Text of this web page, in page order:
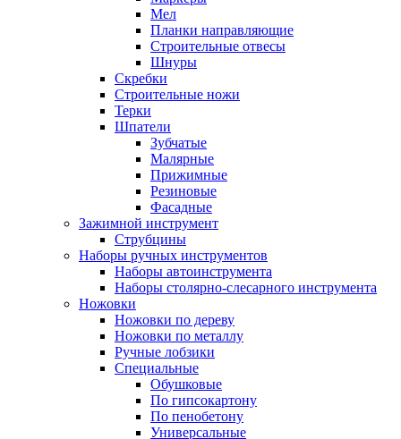
Мел
Планки направляющие
Строительные отвесы
Шнуры
Скребки
Строительные ножи
Терки
Шпатели
Зубчатые
Малярные
Прижимные
Резиновые
Фасадные
Зажимной инструмент
Струбцины
Наборы ручных инструментов
Наборы автоинструмента
Наборы столярно-слесарного инструмента
Ножовки
Ножовки по дереву
Ножовки по металлу
Ручные лобзики
Специальные
Обушковые
По гипсокартону
По пенобетону
Универсальные